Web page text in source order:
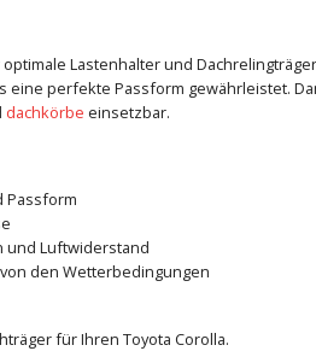
Lastenhalter und
eine perfekte Passform gewährleistet.
dachkörbe einsetzbar.
Passform
und Luftwiderstand
den Wetterbedingungen
für Ihren Toyota Corolla.